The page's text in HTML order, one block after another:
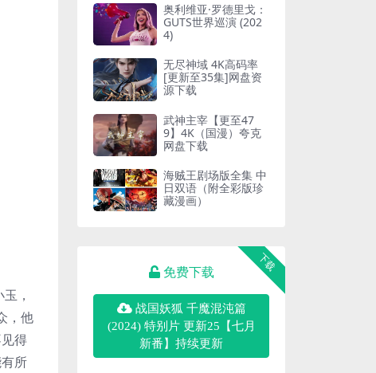
，
，他
得
所
奥利维亚·罗德里戈：
GUTS世界巡演 (202
4)
无尽神域 4K高码率
[更新至35集]网盘资
源下载
武神主宰【更至47
9】4K（国漫）夸克
网盘下载
海贼王剧场版全集 中
日双语（附全彩版珍
藏漫画）
下载
免费下载
战国妖狐 千魔混沌篇
(2024) 特别片 更新25【七月
新番】持续更新